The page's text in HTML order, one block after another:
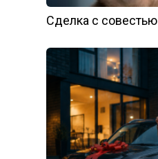
Сделка с совестью